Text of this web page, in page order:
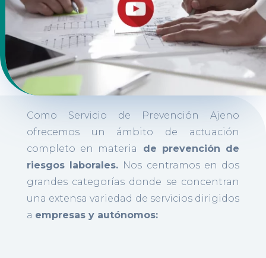
Como Servicio de Prevención Ajeno
ofrecemos un ámbito de actuación
completo en materia
de prevención de
riesgos laborales. Nos centramos en dos
grandes categorías donde se concentran
una extensa variedad de servicios dirigidos
a empresas y autónomos: